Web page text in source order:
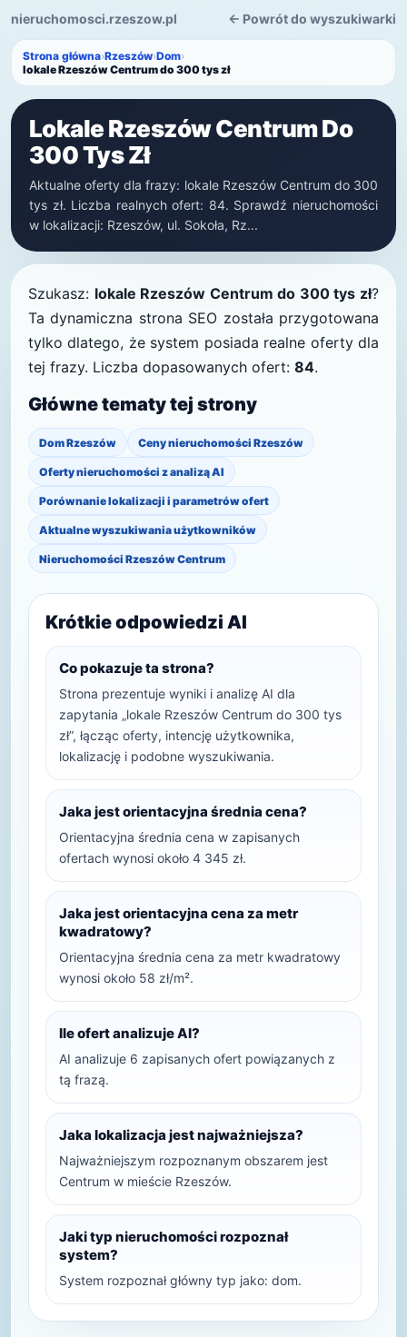
nieruchomosci.rzeszow.pl ← Powrót do wyszukiwarki
Strona główna›Rzeszów›Dom›
lokale Rzeszów Centrum do 300 tys zł
Lokale Rzeszów Centrum Do
300 Tys Zł
Aktualne oferty dla frazy: lokale Rzeszów Centrum do 300
tys zł. Liczba realnych ofert: 84. Sprawdź nieruchomości
w lokalizacji: Rzeszów, ul. Sokoła, Rz...
Szukasz: lokale Rzeszów Centrum do 300 tys zł?
Ta dynamiczna strona SEO została przygotowana
tylko dlatego, że system posiada realne oferty dla
tej frazy. Liczba dopasowanych ofert: 84.
Główne tematy tej strony
Dom Rzeszów Ceny nieruchomości Rzeszów
Oferty nieruchomości z analizą AI
Porównanie lokalizacji i parametrów ofert
Aktualne wyszukiwania użytkowników
Nieruchomości Rzeszów Centrum
Krótkie odpowiedzi AI
Co pokazuje ta strona?
Strona prezentuje wyniki i analizę AI dla
zapytania „lokale Rzeszów Centrum do 300 tys
zł”, łącząc oferty, intencję użytkownika,
lokalizację i podobne wyszukiwania.
Jaka jest orientacyjna średnia cena?
Orientacyjna średnia cena w zapisanych
ofertach wynosi około 4 345 zł.
Jaka jest orientacyjna cena za metr
kwadratowy?
Orientacyjna średnia cena za metr kwadratowy
wynosi około 58 zł/m².
Ile ofert analizuje AI?
AI analizuje 6 zapisanych ofert powiązanych z
tą frazą.
Jaka lokalizacja jest najważniejsza?
Najważniejszym rozpoznanym obszarem jest
Centrum w mieście Rzeszów.
Jaki typ nieruchomości rozpoznał
system?
System rozpoznał główny typ jako: dom.